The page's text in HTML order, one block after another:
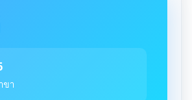
ขา